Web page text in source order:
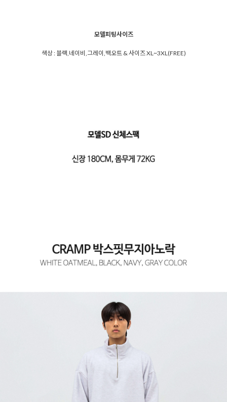
모델피팅사이즈
색상 : 블랙,네이비,그레이,백오트 & 사이즈 XL~3XL(FREE)